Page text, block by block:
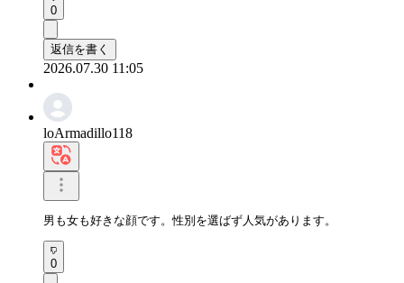
0
返信を書く
2026.07.30 11:05
loArmadillo118
男も女も好きな顔です。性別を選ばず人気があります。
0